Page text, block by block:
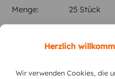
Menge:
Gesamtpreis: 68,75 €
Herzlich
Wir verwenden Cookies, die